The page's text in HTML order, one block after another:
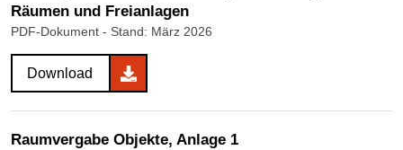
Räumen und Freianlagen
PDF-Dokument - Stand: März 2026
Download
Raumvergabe Objekte, Anlage 1